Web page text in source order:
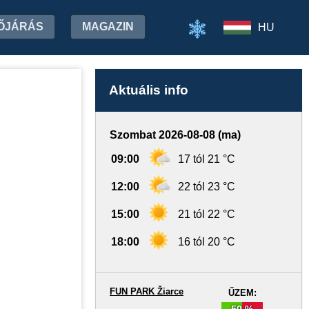
MAGAZIN HU
Aktuális info
Szombat 2026-08-08 (ma)
09:00 17 tól 21 °C
12:00 22 tól 23 °C
15:00 21 tól 22 °C
18:00 16 tól 20 °C
ŰZEM:
FUN PARK Žiarce